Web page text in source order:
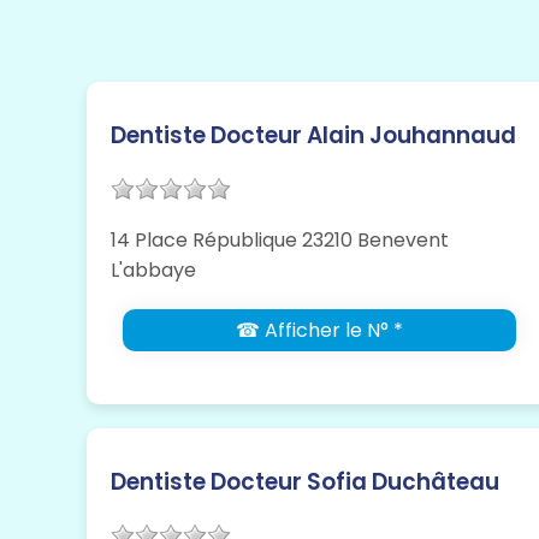
Dentiste Docteur Alain Jouhannaud
14 Place République 23210 Benevent
L'abbaye
☎ Afficher le N° *
Dentiste Docteur Sofia Duchâteau